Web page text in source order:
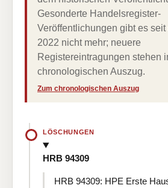
Gesonderte Handelsregister-
Veröffentlichungen gibt es seit
2022 nicht mehr; neuere
Registereintragungen stehen
chronologischen Auszug.
Zum chronologischen Auszug
LÖSCHUNGEN
HRB 94309
HRB 94309: HPE Erste